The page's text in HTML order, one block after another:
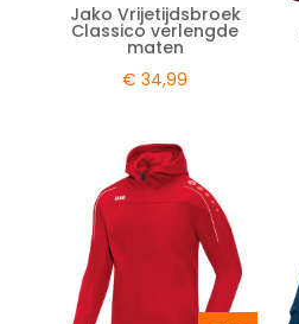
Jako Vrijetijdsbroek
Classico verlengde
maten
€ 34,99